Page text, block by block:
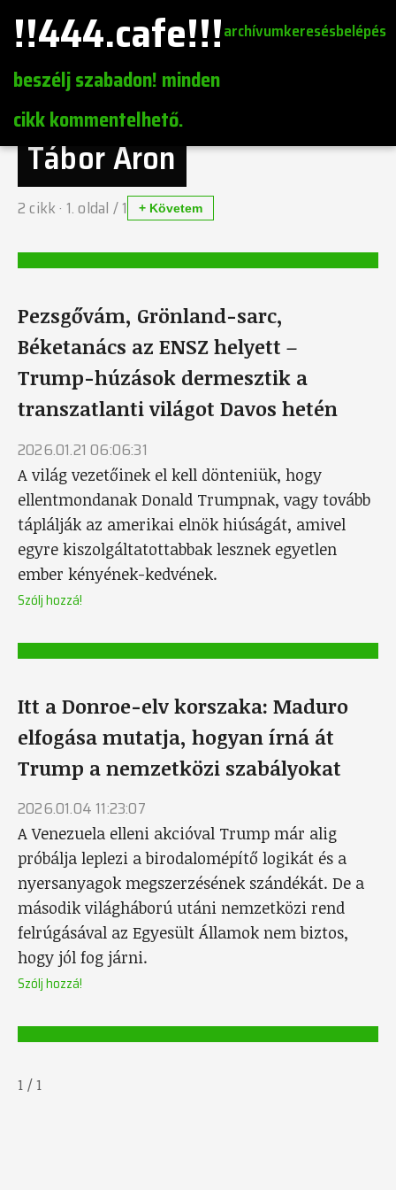
!!444.cafe!!!
beszélj szabadon! minden
cikk kommentelhető.
archívumkeresésbelépés
Tábor Áron
2cikk · 1. oldal /1 + Követem
Pezsgővám, Grönland-sarc,
Béketanács az ENSZ helyett –
Trump-húzások dermesztik a
transzatlanti világot Davos hetén
2026.01.21 06:06:31
A világ vezetőinek el kell dönteniük, hogy
ellentmondanak Donald Trumpnak, vagy tovább
táplálják az amerikai elnök hiúságát, amivel
egyre kiszolgáltatottabbak lesznek egyetlen
ember kényének-kedvének.
Szólj hozzá!
Itt a Donroe-elv korszaka: Maduro
elfogása mutatja, hogyan írná át
Trump a nemzetközi szabályokat
2026.01.04 11:23:07
A Venezuela elleni akcióval Trump már alig
próbálja leplezi a birodalomépítő logikát és a
nyersanyagok megszerzésének szándékát. De a
második világháború utáni nemzetközi rend
felrúgásával az Egyesült Államok nem biztos,
hogy jól fog járni.
Szólj hozzá!
1 / 1